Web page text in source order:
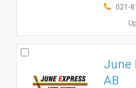
021-
June
AB